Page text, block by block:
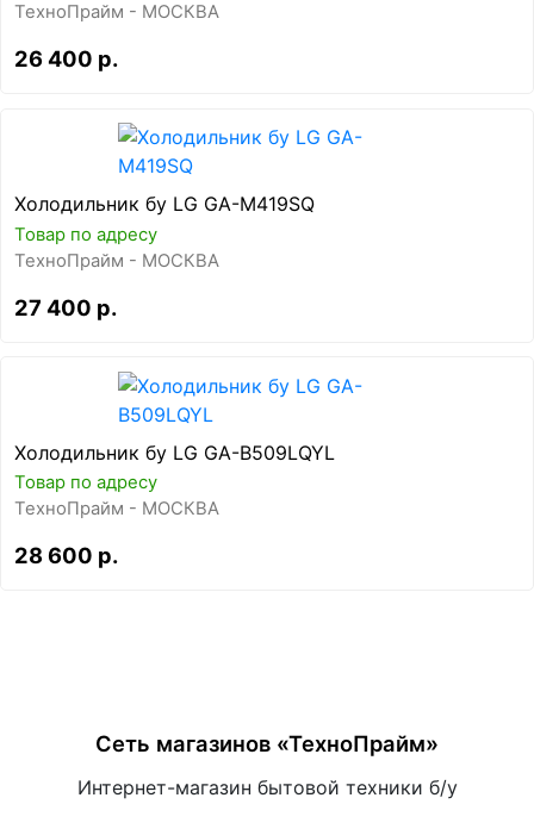
ТехноПрайм - МОСКВА
26 400 р.
Холодильник бу LG GA-M419SQ
Товар по адресу
ТехноПрайм - МОСКВА
27 400 р.
Холодильник бу LG GA-B509LQYL
Товар по адресу
ТехноПрайм - МОСКВА
28 600 р.
Сеть магазинов «ТехноПрайм»
Интернет-магазин бытовой техники б/у